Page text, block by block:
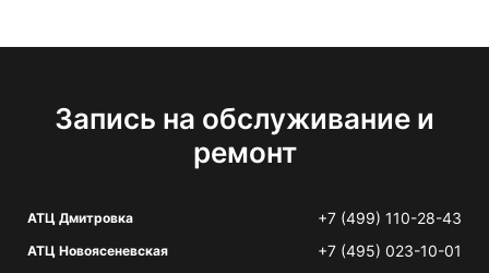
Запись на обслуживание и
ремонт
АТЦ Дмитровка +7 (499) 110-28-43
АТЦ Новоясеневская +7 (495) 023-10-01